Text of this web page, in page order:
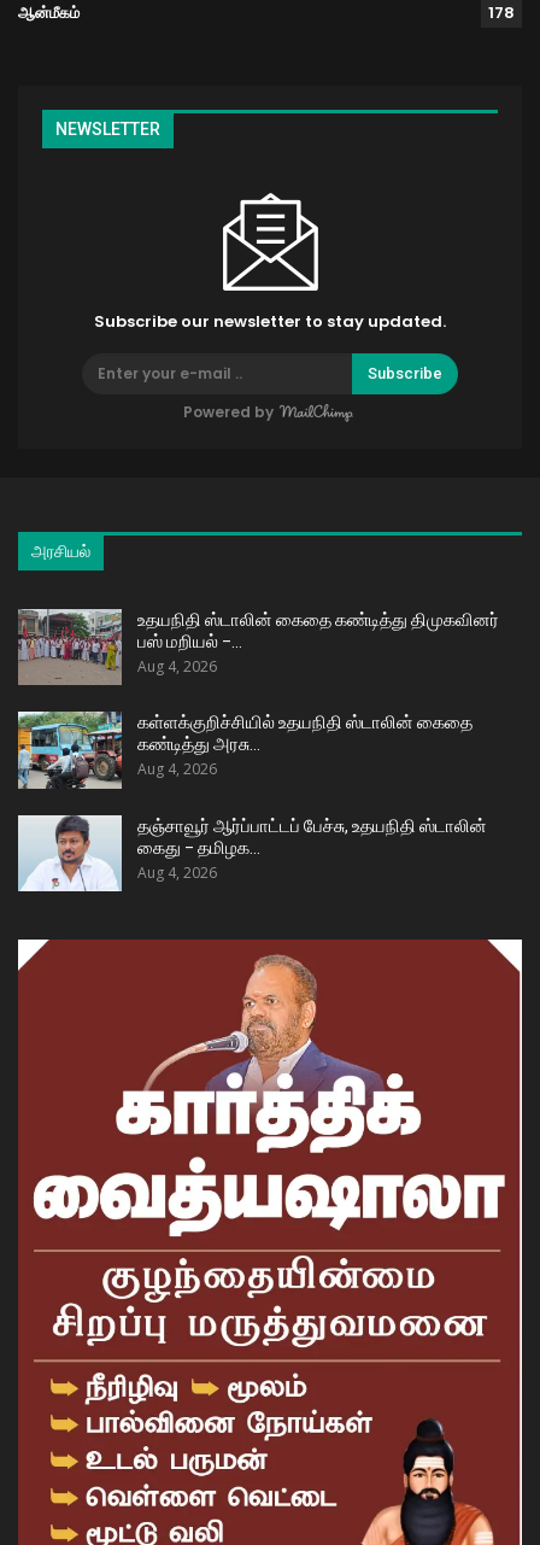
ஆன்மீகம் 178
NEWSLETTER
Subscribe our newsletter to stay updated.
Subscribe
Powered by
அரசியல்
உதயநிதி ஸ்டாலின் கைதை கண்டித்து திமுகவினர்
பஸ் மறியல் –…
Aug 4, 2026
கள்ளக்குறிச்சியில் உதயநிதி ஸ்டாலின் கைதை
கண்டித்து அரசு…
Aug 4, 2026
தஞ்சாவூர் ஆர்ப்பாட்டப் பேச்சு, உதயநிதி ஸ்டாலின்
கைது – தமிழக…
Aug 4, 2026